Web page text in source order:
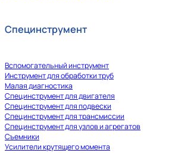
Специнструмент
Вспомогательный инструмент
Инструмент для обработки труб
Малая диагностика
Специнструмент для двигателя
Специнструмент для подвески
Специнструмент для трансмиссии
Специнструмент для узлов и агрегатов
Съемники
Усилители крутящего момента